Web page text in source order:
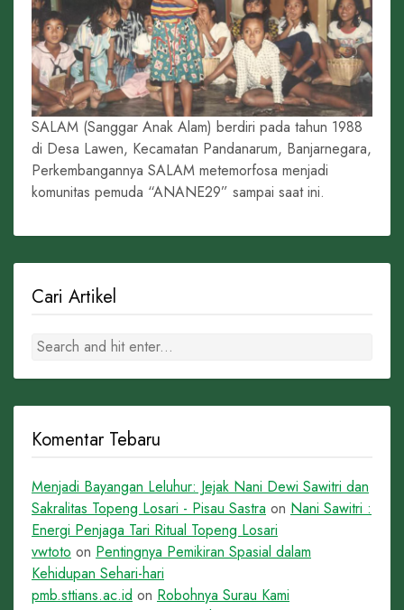
SALAM (Sanggar Anak Alam) berdiri pada tahun 1988
di Desa Lawen, Kecamatan Pandanarum, Banjarnegara,
Perkembangannya SALAM metemorfosa menjadi
komunitas pemuda “ANANE29” sampai saat ini.
Cari Artikel
Komentar Tebaru
Menjadi Bayangan Leluhur: Jejak Nani Dewi Sawitri dan
Sakralitas Topeng Losari - Pisau Sastra on Nani Sawitri :
Energi Penjaga Tari Ritual Topeng Losari
vwtoto on Pentingnya Pemikiran Spasial dalam
Kehidupan Sehari-hari
pmb.sttians.ac.id on Robohnya Surau Kami